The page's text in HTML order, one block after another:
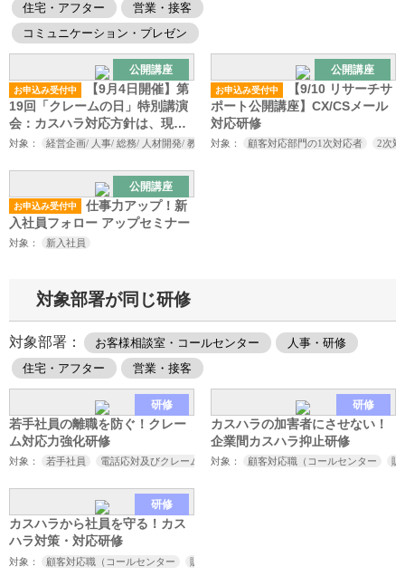
住宅・アフター
営業・接客
コミュニケーション・プレゼン
公開講座
お申込み受付中
【9月4日開催】第
19回「クレームの日」特別講演
会：カスハラ対応方針は、現場
まで落とし込めていますか？
対象： 経営企画/ 人事/ 総務/ 人材開発/ 教育研修担当者/ お客様相談室/ コールセンター/
公開講座
お申込み受付中
【9/10 リサーチサ
ポート公開講座】CX/CSメール
対応研修
対象： 顧客対応部門の1次対応者 2次
公開講座
お申込み受付中
仕事力アップ！新
入社員フォロー アップセミナー
対象： 新入社員
対象部署が同じ研修
対象部署： お客様相談室・コールセンター
人事・研修
住宅・アフター
営業・接客
研修
若手社員の離職を防ぐ！クレー
ム対応力強化研修
対象： 若手社員 電話応対及びクレーム対応担当者
研修
カスハラの加害者にさせない！
企業間カスハラ抑止研修
対象： 顧客対応職（コールセンター 販
研修
カスハラから社員を守る！カス
ハラ対策・対応研修
対象： 顧客対応職（コールセンター 販売